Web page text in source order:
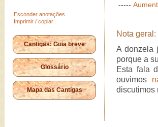
Esconder anotações
Imprimir / copiar
Cantigas: Guia breve
Glossário
Mapa das Cantigas
-----
Nota geral:
A donzela
porque a
Esta fala
ouvimos
discutimos